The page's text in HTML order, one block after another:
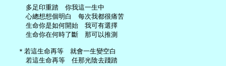
     多足印重踏　你我這一生中
     心總想想個明白　每次我都很痛苦
     生命你是如何開始　我可有選擇
     生命你在何時了斷　那可以推測
   ＊若這生命再等　就會一生變空白
     若這生命再等　任那光陰去踐踏